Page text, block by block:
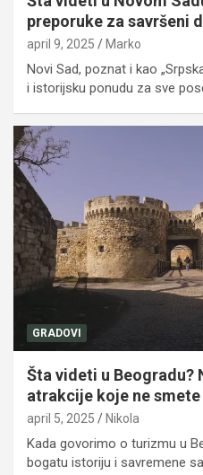
preporuke za savršeni
april 9, 2025 Marko
Novi Sad, poznat i kao
i istorijsku ponudu za sve
GRADOVI
Šta videti u Beogradu?
atrakcije koje ne
april 5, 2025 Nikola
Kada govorimo o turizmu u
bogatu istoriju i savremene